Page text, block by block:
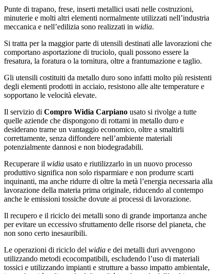
Punte di trapano, frese, inserti metallici usati nelle costruzioni,
minuterie e molti altri elementi normalmente utilizzati nell’industria
meccanica e nell’edilizia sono realizzati in widia.
Si tratta per la maggior parte di utensili destinati alle lavorazioni che
comportano asportazione di truciolo, quali possono essere la
fresatura, la foratura o la tornitura, oltre a frantumazione e taglio.
Gli utensili costituiti da metallo duro sono infatti molto più resistenti
degli elementi prodotti in acciaio, resistono alle alte temperature e
sopportano le velocità elevate.
Il servizio di Compro Widia Carpiano usato si rivolge a tutte
quelle aziende che dispongono di rottami in metallo duro e
desiderano trarne un vantaggio economico, oltre a smaltirli
correttamente, senza diffondere nell’ambiente materiali
potenzialmente dannosi e non biodegradabili.
Recuperare il widia usato e riutilizzarlo in un nuovo processo
produttivo significa non solo risparmiare e non produrre scarti
inquinanti, ma anche ridurre di oltre la metà l’energia necessaria alla
lavorazione della materia prima originale, riducendo al contempo
anche le emissioni tossiche dovute ai processi di lavorazione.
Il recupero e il riciclo dei metalli sono di grande importanza anche
per evitare un eccessivo sfruttamento delle risorse del pianeta, che
non sono certo inesauribili.
Le operazioni di riciclo del widia e dei metalli duri avvengono
utilizzando metodi ecocompatibili, escludendo l’uso di materiali
tossici e utilizzando impianti e strutture a basso impatto ambientale,